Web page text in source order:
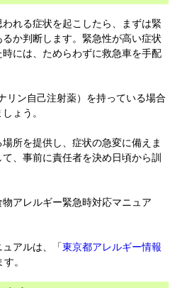
れる症状を起こしたら、まずは緊
か判断します。緊急性が高い症状
には、ためらわずに救急車を手配
リン自己注射薬）を持っている場合
ょう。
所を提供し、症状の急変に備えま
、事前に責任者を決め日頃から訓
アレルギー緊急時対応マニュア
アルは、「東京都アレルギー情報
。